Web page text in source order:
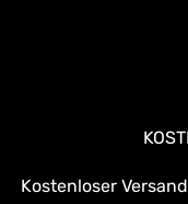
Kostenloser